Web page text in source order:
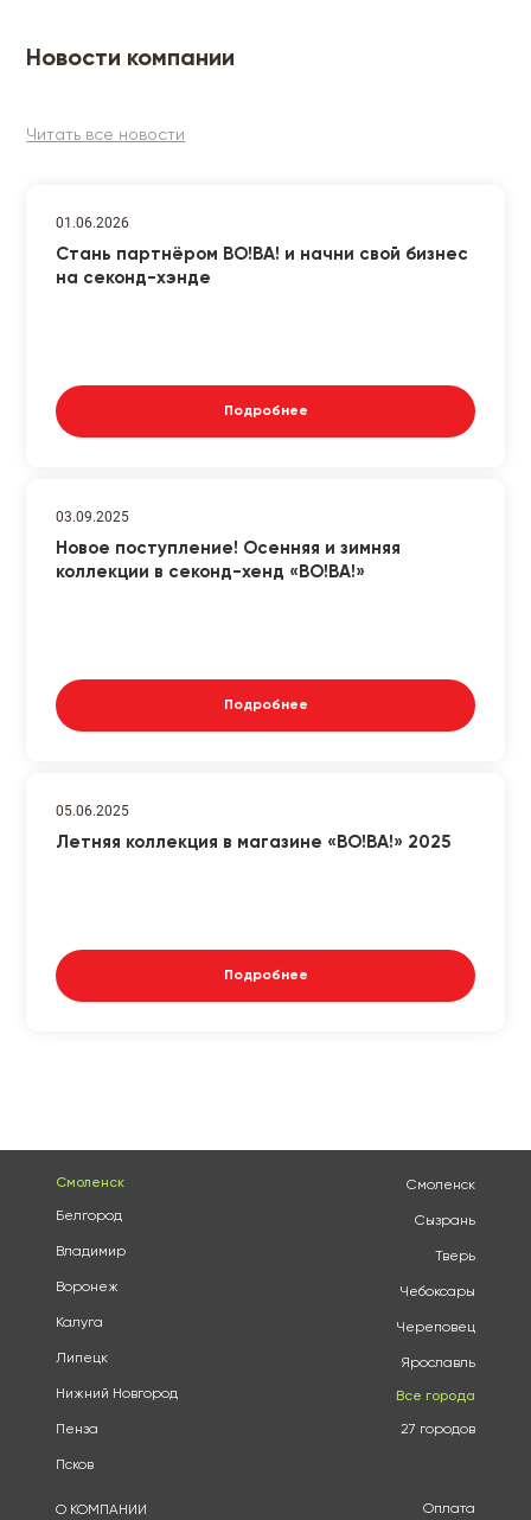
Новости компании
Читать все новости
01.06.2026
Стань партнёром ВО!ВА! и начни свой бизнес
на секонд-хэнде
Подробнее
03.09.2025
Новое поступление! Осенняя и зимняя
коллекции в секонд-хенд «ВО!ВА!»
Подробнее
05.06.2025
Летняя коллекция в магазине «ВО!ВА!» 2025
Подробнее
Смоленск
Белгород
Владимир
Воронеж
Калуга
Липецк
Нижний Новгород
Пенза
Псков
Смоленск
Сызрань
Тверь
Чебоксары
Череповец
Ярославль
Все города
27 городов
О КОМПАНИИ Оплата